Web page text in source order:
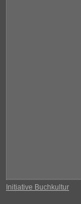
Initiative Buchkultur